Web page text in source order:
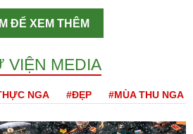
ĐỂ XEM THÊM
VIỆN MEDIA
NGA #ĐẸP #MÙA THU NGA